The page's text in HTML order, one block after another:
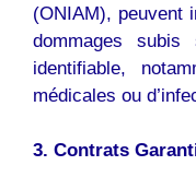
(ONIAM), peuvent
dommages
identifiable,
médicales ou
3. Contrats